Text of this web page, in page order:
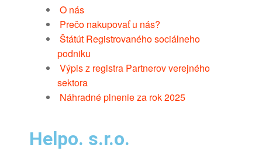
O nás
Prečo nakupovať u nás?
Štátút Registrovaného sociálneho
podniku
Výpis z registra Partnerov verejného
sektora
Náhradné plnenie za rok 2025
Helpo. s.r.o.